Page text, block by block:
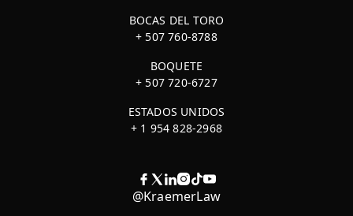
BOCAS DEL TORO
+ 507 760-8788
BOQUETE
+ 507 720-6727
ESTADOS UNIDOS
+ 1 954 828-2968
@KraemerLaw